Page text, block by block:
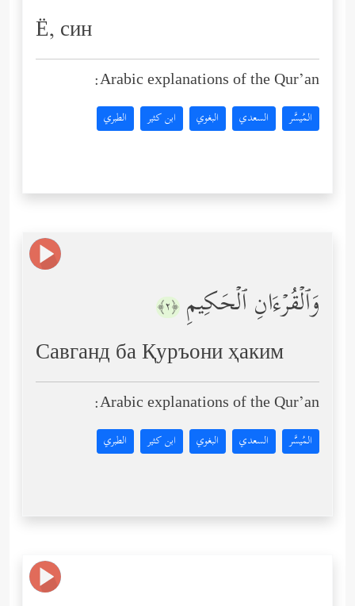
Ё, син
Arabic explanations of the Qur’an:
المُيسَّر السعدي البغوي ابن كثير الطبري
وَٱلۡقُرۡءَانِ ٱلۡحَكِیمِ ﴿٢﴾
Савганд ба Қуръони ҳаким
Arabic explanations of the Qur’an:
المُيسَّر السعدي البغوي ابن كثير الطبري